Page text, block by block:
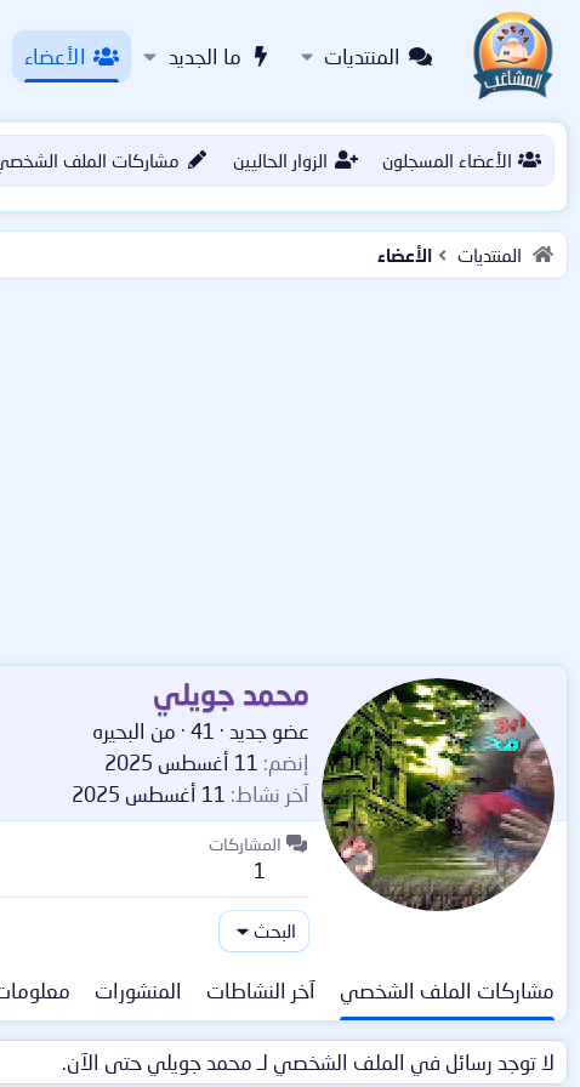
المنتديات ما الجديد الأعضاء
الأعضاء المسجلون الزوار الحاليين مشاركات الملف الشخصي
المنتديات الأعضاء
محمد جويلي
عضو جديد ·
· من البحيره
إنضم
11 أغسطس 2025
آخر نشاط
11 أغسطس 2025
المشاركات
1
البحث
مشاركات الملف الشخصي آخر النشاطات المنشورات
لا توجد رسائل في الملف الشخصي لـ محمد جويلي حتى الآن.